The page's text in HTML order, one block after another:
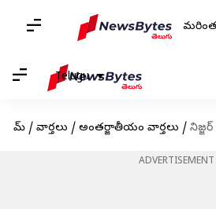
మరింత
Telugu
హోమ్ / వార్తలు / అంతర్జాతీయం వార్తలు / నిజ్జర్ హత్యపై
ADVERTISEMENT